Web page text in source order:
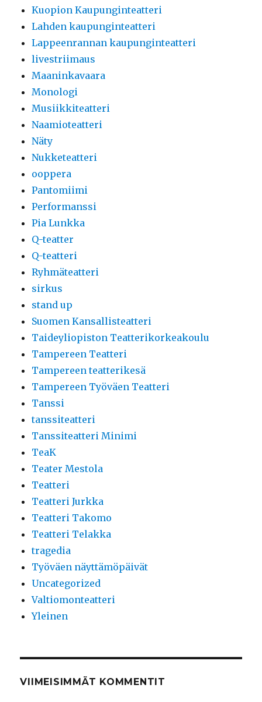
Kuopion Kaupunginteatteri
Lahden kaupunginteatteri
Lappeenrannan kaupunginteatteri
livestriimaus
Maaninkavaara
Monologi
Musiikkiteatteri
Naamioteatteri
Näty
Nukketeatteri
ooppera
Pantomiimi
Performanssi
Pia Lunkka
Q-teatter
Q-teatteri
Ryhmäteatteri
sirkus
stand up
Suomen Kansallisteatteri
Taideyliopiston Teatterikorkeakoulu
Tampereen Teatteri
Tampereen teatterikesä
Tampereen Työväen Teatteri
Tanssi
tanssiteatteri
Tanssiteatteri Minimi
TeaK
Teater Mestola
Teatteri
Teatteri Jurkka
Teatteri Takomo
Teatteri Telakka
tragedia
Työväen näyttämöpäivät
Uncategorized
Valtiomonteatteri
Yleinen
VIIMEISIMMÄT KOMMENTIT